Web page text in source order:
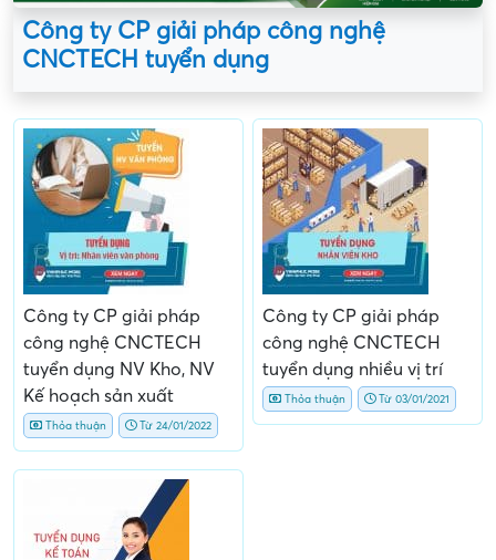
Công ty CP giải pháp công nghệ
CNCTECH tuyển dụng
Công ty CP giải pháp
công nghệ CNCTECH
tuyển dụng NV Kho, NV
Kế hoạch sản xuất
Thỏa thuận Từ 24/01/2022
Công ty CP giải pháp
công nghệ CNCTECH
tuyển dụng nhiều vị trí
Thỏa thuận Từ 03/01/2021